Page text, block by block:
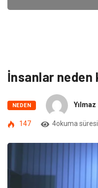
İnsanlar neden
NEDEN Yılmaz
147 4okuma süresi